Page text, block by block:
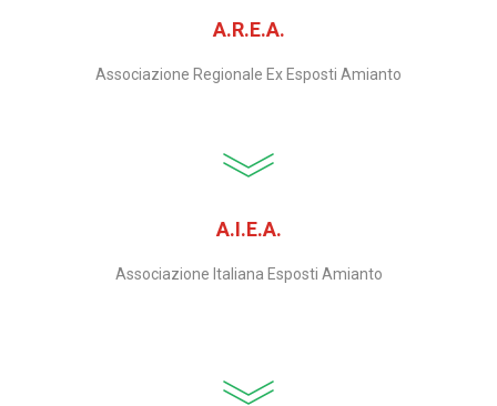
A.R.E.A.
Associazione Regionale Ex Esposti Amianto
A.I.E.A.
Associazione Italiana Esposti Amianto